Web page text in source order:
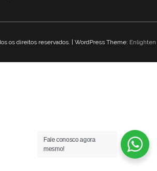
os direitos reservados. | WordPress Theme: Enlighten
Fale conosco agora
mesmo!